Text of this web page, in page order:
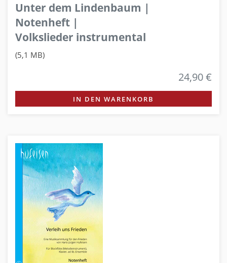
Unter dem Lindenbaum |
Notenheft |
Volkslieder instrumental
(5,1 MB)
24,90 €
IN DEN WARENKORB